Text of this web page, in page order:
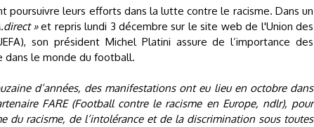
poursuivre leurs efforts dans la lutte contre le racisme. Dans un
»et repris lundi 3 décembre sur le site web de l'Union des
son président Michel Platini assure de l’importance des
dans le monde du football.
d’années, des manifestations ont eu lieu en octobre dans
FARE (Football contre le racisme en Europe, ndlr), pour
du racisme, de l’intolérance et de la discrimination sous toutes